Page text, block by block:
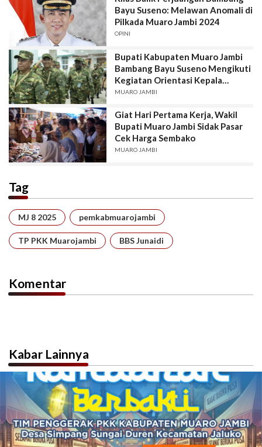
Bayu Suseno: Melawan Anomali di
Pilkada Muaro Jambi 2024
OPINI
Bupati Kabupaten Muaro Jambi
Bambang Bayu Suseno Mengikuti
Kegiatan Orientasi Kepala
Daerah di Akademi Militer
MUARO JAMBI
Giat Hari Pertama Kerja, Wakil
Bupati Muaro Jambi Sidak Pasar
Cek Harga Sembako
MUARO JAMBI
Tag
MJ 8 2025 pemkabmuarojambi
TP PKK Muarojambi BBS Junaidi
Komentar
Kabar Lainnya